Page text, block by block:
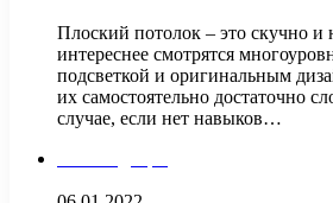
Плоский потолок – это скучно и
интереснее смотрятся
подсветкой и оригинальным
их самостоятельно достаточно
случае, если нет навыков…